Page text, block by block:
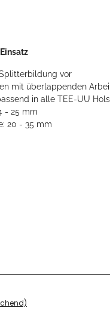
vor
mit überlappenden
in alle TEE-UU
- 25 mm
20 - 35 mm